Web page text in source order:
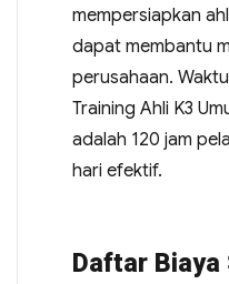
mempersiapkan
dapat membantu
perusahaan.
Training Ahli K3
adalah 120 jam
hari efektif.
Daftar